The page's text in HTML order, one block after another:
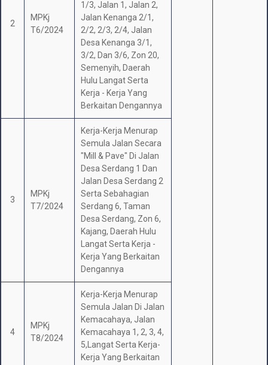
2
MPKj
T6/2024
1/3, Jalan 1, Jalan 2,
Jalan Kenanga 2/1,
2/2, 2/3, 2/4, Jalan
Desa Kenanga 3/1,
3/2, Dan 3/6, Zon 20,
Semenyih, Daerah
Hulu Langat Serta
Kerja - Kerja Yang
Berkaitan Dengannya
3
MPKj
T7/2024
Kerja-Kerja Menurap
Semula Jalan Secara
"Mill & Pave" Di Jalan
Desa Serdang 1 Dan
Jalan Desa Serdang 2
Serta Sebahagian
Serdang 6, Taman
Desa Serdang, Zon 6,
Kajang, Daerah Hulu
Langat Serta Kerja -
Kerja Yang Berkaitan
Dengannya
4
MPKj
T8/2024
Kerja-Kerja Menurap
Semula Jalan Di Jalan
Kemacahaya, Jalan
Kemacahaya 1, 2, 3, 4,
5,Langat Serta Kerja-
Kerja Yang Berkaitan